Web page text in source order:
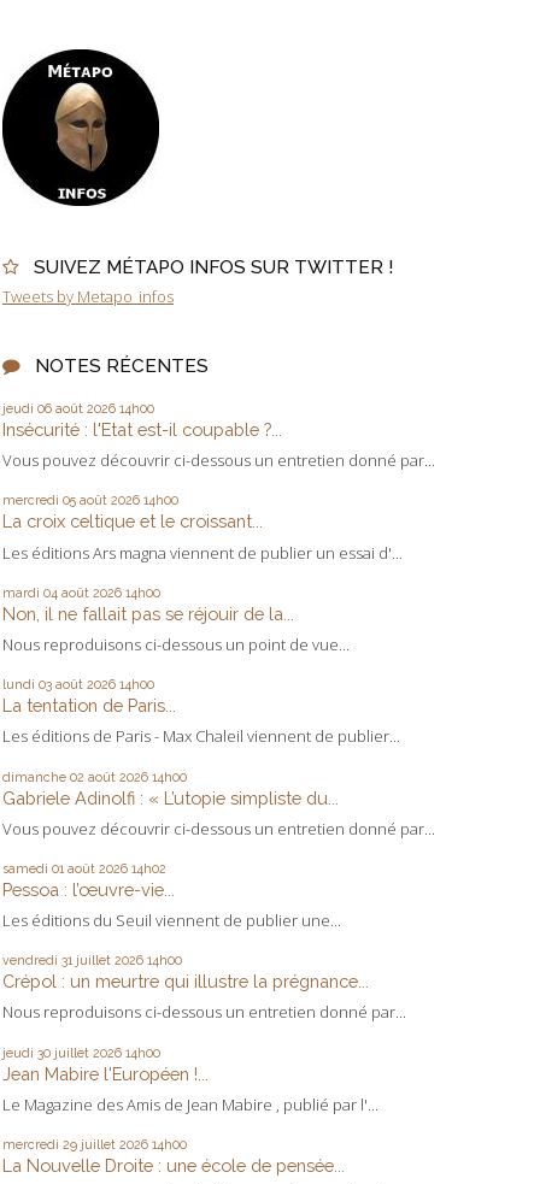
SUIVEZ MÉTAPO INFOS SUR TWITTER !
Tweets by Metapo_infos
NOTES RÉCENTES
jeudi 06 août 2026 14h00
Insécurité : l'Etat est-il coupable ?...
Vous pouvez découvrir ci-dessous un entretien donné par...
mercredi 05 août 2026 14h00
La croix celtique et le croissant...
Les éditions Ars magna viennent de publier un essai d'...
mardi 04 août 2026 14h00
Non, il ne fallait pas se réjouir de la...
Nous reproduisons ci-dessous un point de vue...
lundi 03 août 2026 14h00
La tentation de Paris...
Les éditions de Paris - Max Chaleil viennent de publier...
dimanche 02 août 2026 14h00
Gabriele Adinolfi : « L’utopie simpliste du...
Vous pouvez découvrir ci-dessous un entretien donné par...
samedi 01 août 2026 14h02
Pessoa : l’œuvre-vie...
Les éditions du Seuil viennent de publier une...
vendredi 31 juillet 2026 14h00
Crépol : un meurtre qui illustre la prégnance...
Nous reproduisons ci-dessous un entretien donné par...
jeudi 30 juillet 2026 14h00
Jean Mabire l'Européen !...
Le Magazine des Amis de Jean Mabire , publié par l'...
mercredi 29 juillet 2026 14h00
La Nouvelle Droite : une école de pensée...